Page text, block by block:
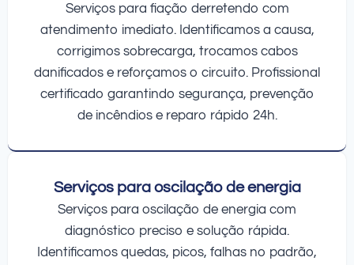
Serviços para fiação derretendo com
atendimento imediato. Identificamos a causa,
corrigimos sobrecarga, trocamos cabos
danificados e reforçamos o circuito. Profissional
certificado garantindo segurança, prevenção
de incêndios e reparo rápido 24h.
Serviços para oscilação de energia
Serviços para oscilação de energia com
diagnóstico preciso e solução rápida.
Identificamos quedas, picos, falhas no padrão,